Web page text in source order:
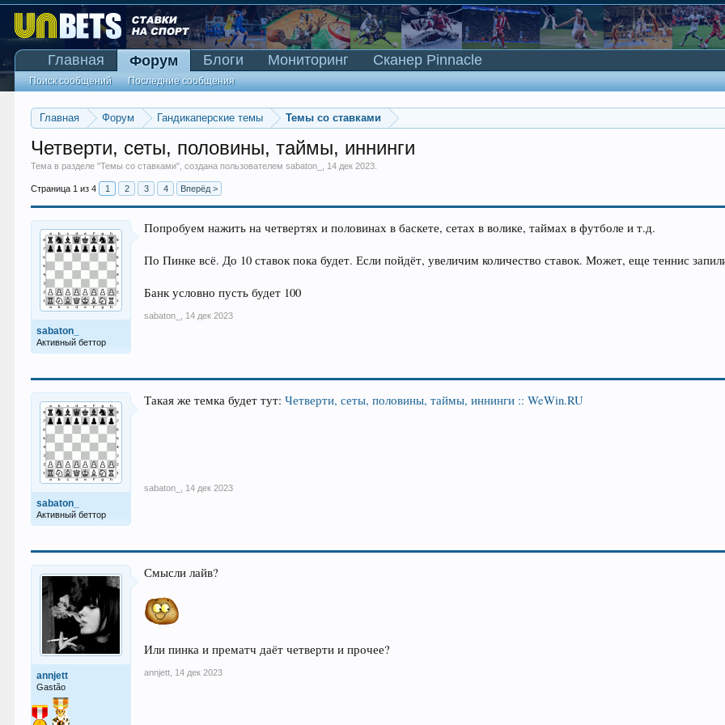
Главная Форум Гандикаперские темы Темы со ставками
Четверти, сеты, половины, таймы, иннинги
Тема в разделе "Темы со ставками", создана пользователемsabaton_ 14 дек 2023
Страница 1 из 4 1 2 3 4 Вперёд >
sabaton_
Активный беттор
Попробуем нажить на четвертях и половинах в баскете, сетах в волике, таймах в футболе и т.д.
По Пинке всё. До 10 ставок пока будет. Если пойдёт, увеличим количество ставок. Может, еще теннис
Банк условно пусть будет 100
sabaton_ 14 дек 2023
sabaton_
Активный беттор
Такая же темка будет тут:Четверти, сеты, половины, таймы, иннинги :: WeWin.RU
sabaton_ 14 дек 2023
annjett
Gastão
Смысли лайв?
Или пинка и прематч даёт четверти и прочее?
annjett 14 дек 2023
Главная Форум
Поиск сообщений Последние сообщения
Блоги Мониторинг Сканер Pinnacle